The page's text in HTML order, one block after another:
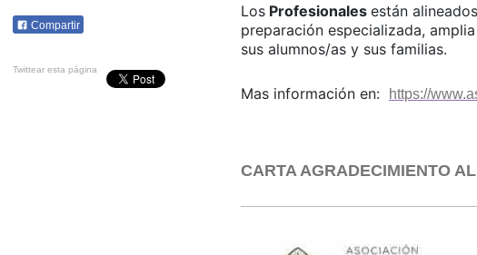
LosProfesionales están
preparación especializada,
sus alumnos/as y sus familias.
Mas información en: https://
CARTA AGRADECIMIENTO
Compartir
Twittear esta página